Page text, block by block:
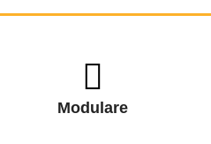
Modulare